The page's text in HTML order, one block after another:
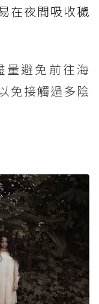
在夜間吸收穢
量避免前往海
免接觸過多陰